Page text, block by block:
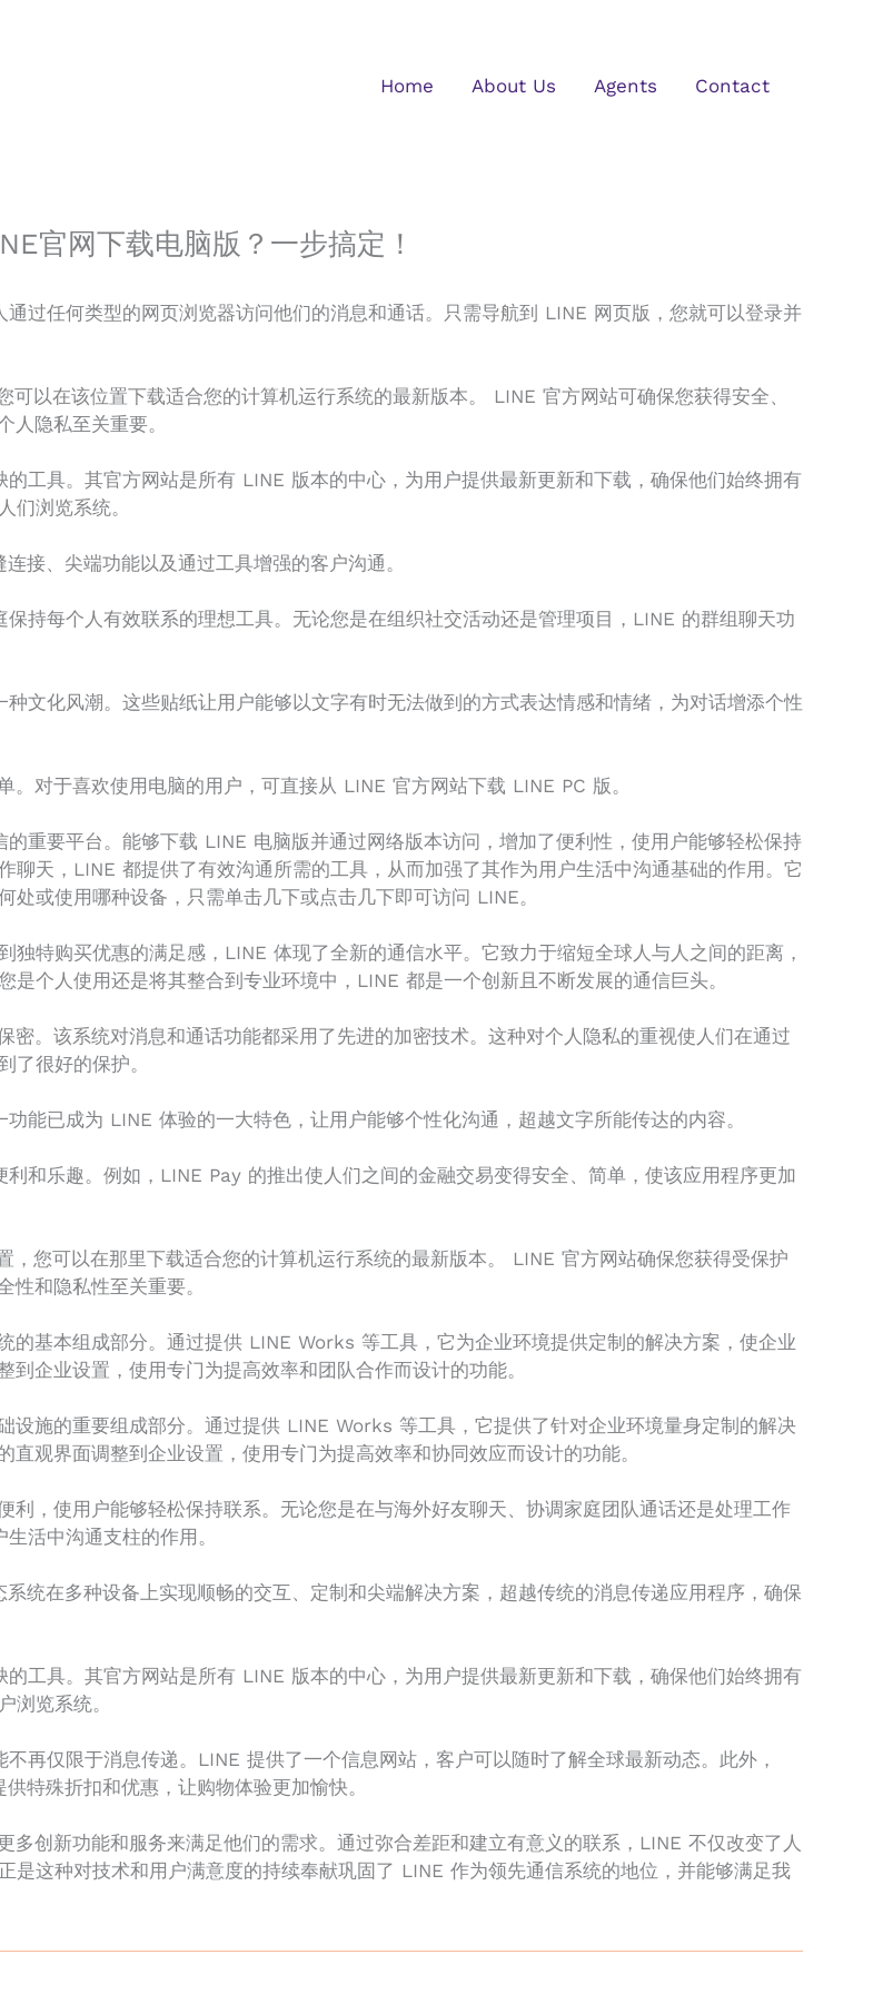
Home About Us Agents Contact
官网下载电脑版？一步搞定！
过任何类型的网页浏览器访问他们的消息和通话。只需导航到 LINE 网页版，您就可以登录并
以在该位置下载适合您的计算机运行系统的最新版本。 LINE 官方网站可确保您获得安全、
隐私至关重要。
工具。其官方网站是所有 LINE 版本的中心，为用户提供最新更新和下载，确保他们始终拥有
们浏览系统。
接、尖端功能以及通过工具增强的客户沟通。
持每个人有效联系的理想工具。无论您是在组织社交活动还是管理项目，LINE 的群组聊天功
文化风潮。这些贴纸让用户能够以文字有时无法做到的方式表达情感和情绪，为对话增添个性
对于喜欢使用电脑的用户，可直接从 LINE 官方网站下载 LINE PC 版。
重要平台。能够下载 LINE 电脑版并通过网络版本访问，增加了便利性，使用户能够轻松保持
天，LINE 都提供了有效沟通所需的工具，从而加强了其作为用户生活中沟通基础的作用。它
或使用哪种设备，只需单击几下或点击几下即可访问 LINE。
特购买优惠的满足感，LINE 体现了全新的通信水平。它致力于缩短全球人与人之间的距离，
个人使用还是将其整合到专业环境中，LINE 都是一个创新且不断发展的通信巨头。
。该系统对消息和通话功能都采用了先进的加密技术。这种对个人隐私的重视使人们在通过
了很好的保护。
能已成为 LINE 体验的一大特色，让用户能够个性化沟通，超越文字所能传达的内容。
和乐趣。例如，LINE Pay 的推出使人们之间的金融交易变得安全、简单，使该应用程序更加
您可以在那里下载适合您的计算机运行系统的最新版本。 LINE 官方网站确保您获得受保护
和隐私性至关重要。
的基本组成部分。通过提供 LINE Works 等工具，它为企业环境提供定制的解决方案，使企业
企业设置，使用专门为提高效率和团队合作而设计的功能。
设施的重要组成部分。通过提供 LINE Works 等工具，它提供了针对企业环境量身定制的解决
观界面调整到企业设置，使用专门为提高效率和协同效应而设计的功能。
，使用户能够轻松保持联系。无论您是在与海外好友聊天、协调家庭团队通话还是处理工作
活中沟通支柱的作用。
统在多种设备上实现顺畅的交互、定制和尖端解决方案，超越传统的消息传递应用程序，确保
工具。其官方网站是所有 LINE 版本的中心，为用户提供最新更新和下载，确保他们始终拥有
浏览系统。
再仅限于消息传递。LINE 提供了一个信息网站，客户可以随时了解全球最新动态。此外，
特殊折扣和优惠，让购物体验更加愉快。
创新功能和服务来满足他们的需求。通过弥合差距和建立有意义的联系，LINE 不仅改变了人
是这种对技术和用户满意度的持续奉献巩固了 LINE 作为领先通信系统的地位，并能够满足我